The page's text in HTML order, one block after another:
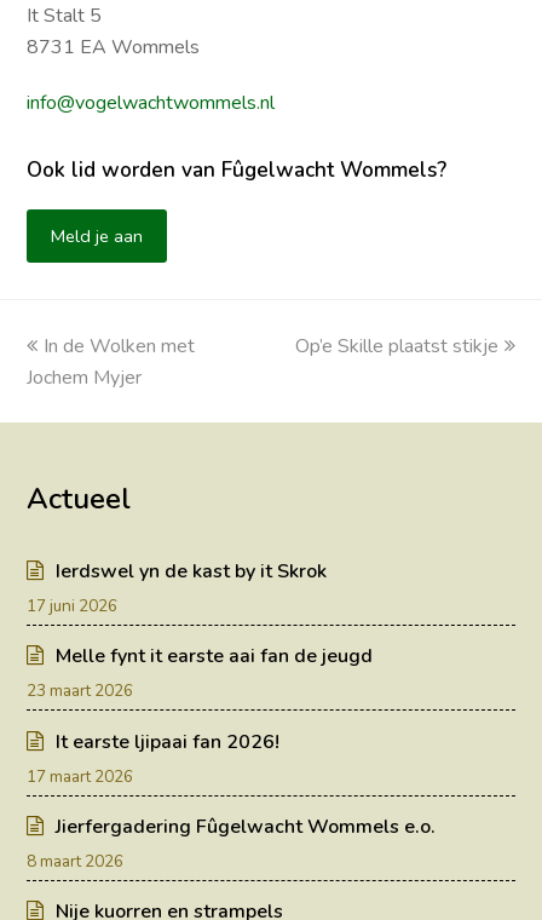
It Stalt 5
8731 EA Wommels
info@vogelwachtwommels.nl
Ook lid worden van Fûgelwacht Wommels?
Meld je aan
previous
post:
In de Wolken met
Jochem Myjer
next
Op’e Skille plaatst stikje
Actueel
Ierdswel yn de kast by it Skrok
17 juni 2026
Melle fynt it earste aai fan de jeugd
23 maart 2026
It earste ljipaai fan 2026!
17 maart 2026
Jierfergadering Fûgelwacht Wommels e.o.
8 maart 2026
Nije kuorren en strampels